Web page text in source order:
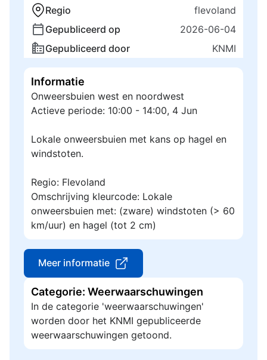
Regio
flevoland
Gepubliceerd op
2026-06-04
Gepubliceerd door
KNMI
Informatie
Onweersbuien west en noordwest
Actieve periode: 10:00 - 14:00, 4 Jun
Lokale onweersbuien met kans op hagel en
windstoten.
Regio: Flevoland
Omschrijving kleurcode: Lokale
onweersbuien met: (zware) windstoten (> 60
km/uur) en hagel (tot 2 cm)
Meer informatie
Categorie: Weerwaarschuwingen
In de categorie 'weerwaarschuwingen'
worden door het KNMI gepubliceerde
weerwaarschuwingen getoond.